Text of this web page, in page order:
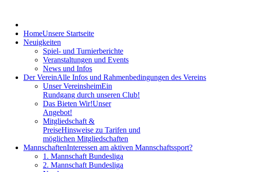
HomeUnsere Startseite
Neuigkeiten
Spiel- und Turnierberichte
Veranstaltungen und Events
News und Infos
Der VereinAlle Infos und Rahmenbedingungen des Vereins
Unser VereinsheimEin
Rundgang durch unseren Club!
Das Bieten Wir!Unser
Angebot!
Mitgliedschaft &
PreiseHinsweise zu Tarifen und
möglichen Mitgliedschaften
MannschaftenInteressen am aktiven Mannschaftssport?
1. Mannschaft Bundesliga
2. Mannschaft Bundesliga